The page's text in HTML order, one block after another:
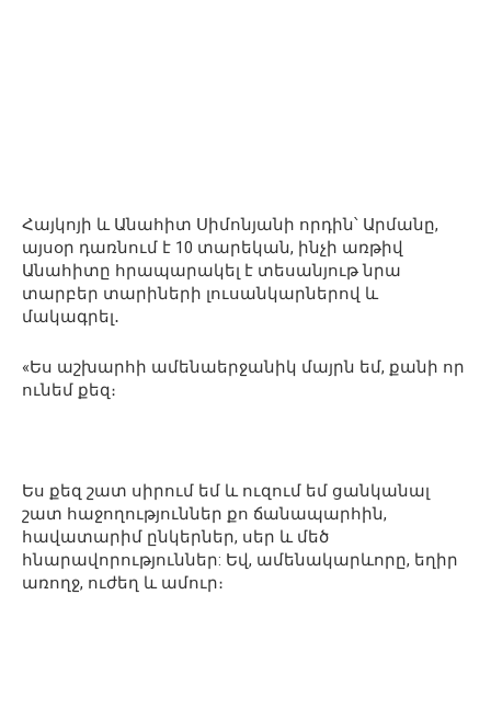
Հայկոյի և Անահիտ Սիմոնյանի որդին՝ Արմանը,
այսօր դառնում է 10 տարեկան, ինչի առթիվ
Անահիտը հրապարակել է տեսանյութ նրա
տարբեր տարիների լուսանկարներով և
մակագրել․
«Ես աշխարհի ամենաերջանիկ մայրն եմ, քանի որ
ունեմ քեզ։
Ես քեզ շատ սիրում եմ և ուզում եմ ցանկանալ
շատ հաջողություններ քո ճանապարհին,
հավատարիմ ընկերներ, սեր և մեծ
հնարավորություններ: Եվ, ամենակարևորը, եղիր
առողջ, ուժեղ և ամուր։